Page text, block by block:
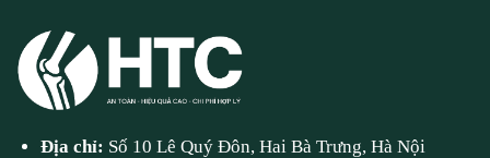
Địa chỉ: Số 10 Lê Quý Đôn, Hai Bà Trưng, Hà Nội